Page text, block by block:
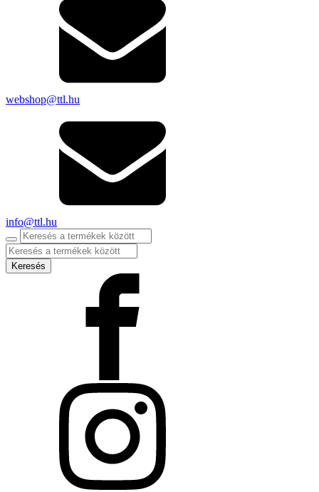
webshop@ttl.hu
info@ttl.hu
Products
search
Keresés